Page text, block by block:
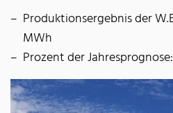
Produktionsergebnis der
MWh
Prozent der